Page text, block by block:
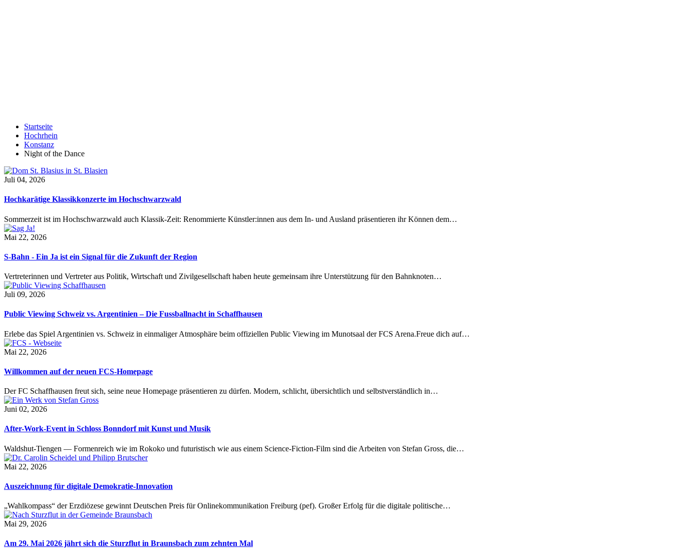
Startseite
Hochrhein
Konstanz
Night of the Dance
Juli 04, 2026
Hochkarätige Klassikkonzerte im Hochschwarzwald
Sommerzeit ist im Hochschwarzwald auch Klassik-Zeit: Renommierte Künstler:innen aus dem In- und Ausland präsentieren ihr Können dem…
Mai 22, 2026
S-Bahn - Ein Ja ist ein Signal für die Zukunft der Region
Vertreterinnen und Vertreter aus Politik, Wirtschaft und Zivilgesellschaft haben heute gemeinsam ihre Unterstützung für den Bahnknoten…
Juli 09, 2026
Public Viewing Schweiz vs. Argentinien – Die Fussballnacht in Schaffhausen
Erlebe das Spiel Argentinien vs. Schweiz in einmaliger Atmosphäre beim offiziellen Public Viewing im Munotsaal der FCS Arena.Freue dich auf…
Mai 22, 2026
Willkommen auf der neuen FCS-Homepage
Der FC Schaffhausen freut sich, seine neue Homepage präsentieren zu dürfen. Modern, schlicht, übersichtlich und selbstverständlich in…
Juni 02, 2026
After-Work-Event in Schloss Bonndorf mit Kunst und Musik
Waldshut-Tiengen — Formenreich wie im Rokoko und futuristisch wie aus einem Science-Fiction-Film sind die Arbeiten von Stefan Gross, die…
Mai 22, 2026
Auszeichnung für digitale Demokratie-Innovation
„Wahlkompass“ der Erzdiözese gewinnt Deutschen Preis für Onlinekommunikation Freiburg (pef). Großer Erfolg für die digitale politische…
Mai 29, 2026
Am 29. Mai 2026 jährt sich die Sturzflut in Braunsbach zum zehnten Mal